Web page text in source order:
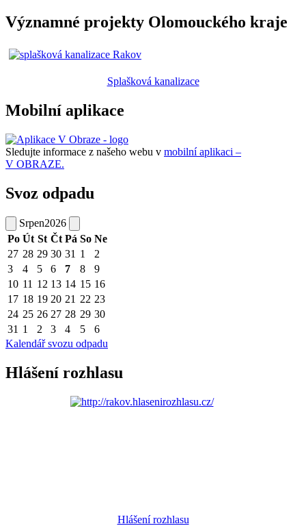
Významné projekty Olomouckého kraje
Splašková kanalizace
Mobilní aplikace
Sledujte informace z našeho webu v mobilní aplikaci –
V OBRAZE.
Svoz odpadu
Srpen2026
Po Út St Čt Pá So Ne
27 28 29 30 31 1
2
3
4 5 6 7 8
9
10 11 12 13 14 15 16
17 18 19 20 21 22 23
24 25 26 27 28 29 30
31 1 2 3 4 5
6
Kalendář svozu odpadu
Hlášení rozhlasu
Hlášení rozhlasu